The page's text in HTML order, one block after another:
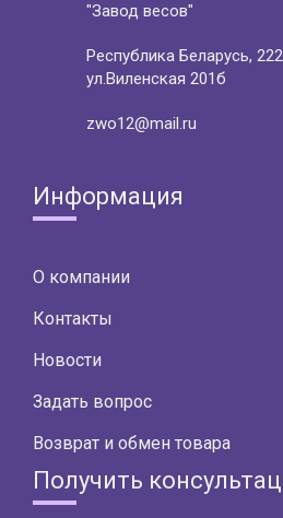
"Завод весов"
Республика Беларусь,
ул.Виленская 201б
zwo12@mail.ru
Информация
О компании
Контакты
Новости
Задать вопрос
Возврат и обмен товара
Получить